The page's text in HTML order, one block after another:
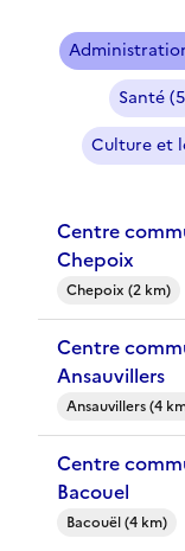
Santé
Culture et
Centre communal d'action sociale (CCAS) -
Chepoix
Chepoix (2 km)
Centre communal d'action sociale (CCAS) -
Ansauvillers
Ansauvillers (4
Centre communal d'action sociale (CCAS) -
Bacouel
Bacouël (4 km)